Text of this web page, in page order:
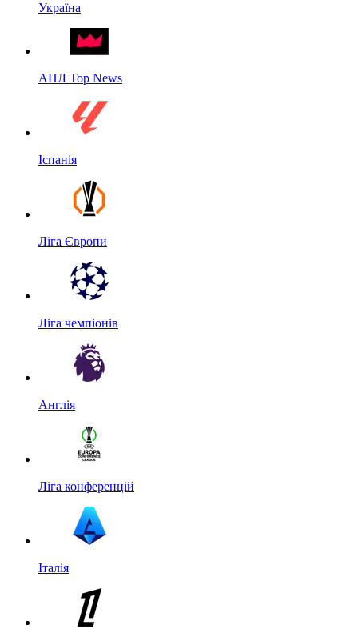
Україна
АПЛ Top News
Іспанія
Ліга Європи
Ліга чемпіонів
Англія
Ліга конференцій
Італія